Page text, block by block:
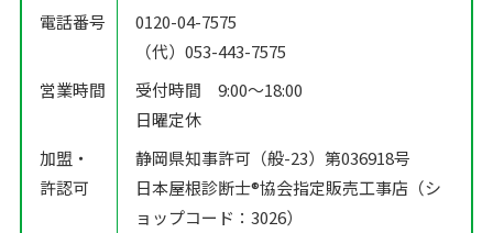
電話番号
0120-04-7575
（代）053-443-7575
営業時間
受付時間 9:00〜18:00
日曜定休
加盟・
許認可
静岡県知事許可（般-23）第036918号
日本屋根診断士®️協会指定販売工事店（シ
ョップコード：3026）